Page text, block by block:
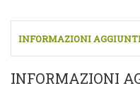
INFORMAZIONI
INFORMAZIONI